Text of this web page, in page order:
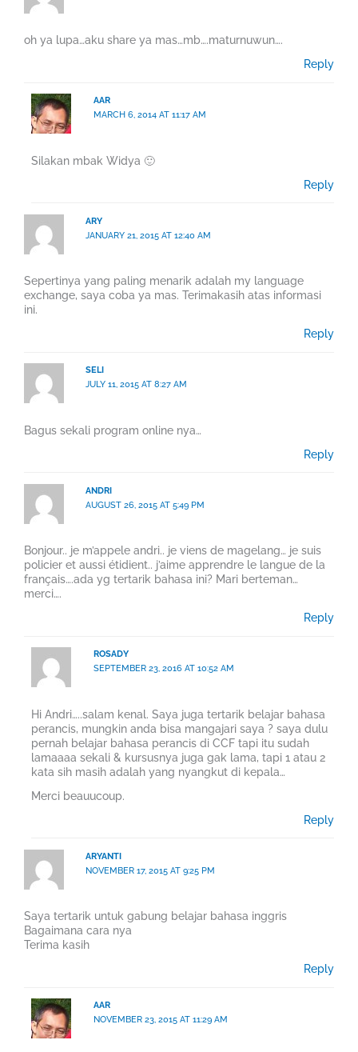
oh ya lupa…aku share ya mas…mb….maturnuwun….
Reply
AAR
MARCH 6, 2014 AT 11:17 AM
Silakan mbak Widya 🙂
Reply
ARY
JANUARY 21, 2015 AT 12:40 AM
Sepertinya yang paling menarik adalah my language
exchange, saya coba ya mas. Terimakasih atas informasi
ini.
Reply
SELI
JULY 11, 2015 AT 8:27 AM
Bagus sekali program online nya…
Reply
ANDRI
AUGUST 26, 2015 AT 5:49 PM
Bonjour.. je m’appele andri.. je viens de magelang… je suis
policier et aussi étidient.. j’aime apprendre le langue de la
français….ada yg tertarik bahasa ini? Mari berteman…
merci….
Reply
ROSADY
SEPTEMBER 23, 2016 AT 10:52 AM
Hi Andri…..salam kenal. Saya juga tertarik belajar bahasa
perancis, mungkin anda bisa mangajari saya ? saya dulu
pernah belajar bahasa perancis di CCF tapi itu sudah
lamaaaa sekali & kursusnya juga gak lama, tapi 1 atau 2
kata sih masih adalah yang nyangkut di kepala…
Merci beauucoup.
Reply
ARYANTI
NOVEMBER 17, 2015 AT 9:25 PM
Saya tertarik untuk gabung belajar bahasa inggris
Bagaimana cara nya
Terima kasih
Reply
AAR
NOVEMBER 23, 2015 AT 11:29 AM